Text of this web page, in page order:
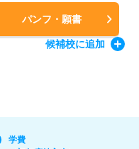
パンフ・願書
候補校に追加
学費